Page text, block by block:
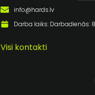
info@hards.lv
Darba laiks: Darbadienās:
Visi kontakti